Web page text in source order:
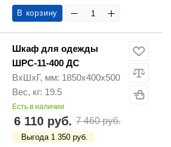
В корзину
Шкаф для одежды
ШРС-11-400 ДС
ВхШхГ, мм: 1850х400х500
Вес, кг: 19.5
Есть в наличии
6 110 руб. 7 460 руб.
Выгода 1 350 руб.